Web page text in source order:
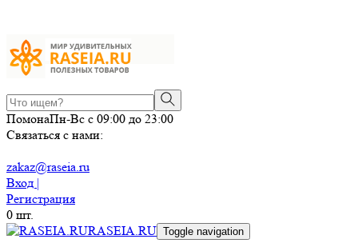
ПомонаПн-Вс с 09:00 до 23:00
Связаться с нами:
zakaz@raseia.ru
Вход |
Регистрация
0 шт.
RASEIA.RU Toggle navigation